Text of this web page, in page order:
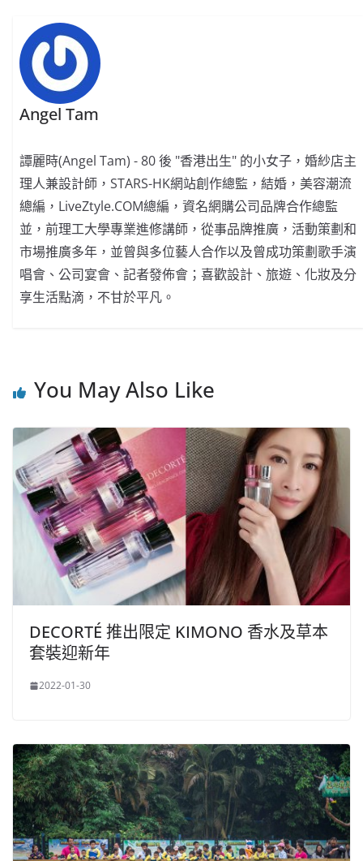
k
Angel Tam
譚麗時(Angel Tam) - 80 後 "香港出生" 的小女子，婚紗店主
理人兼設計師，STARS-HK網站創作總監，結婚，美容潮流
總編，LiveZtyle.COM總編，資名網購公司品牌合作總監
並，前理工大學專業進修講師，從事品牌推廣，活動策劃和
市場推廣多年，並曾與多位藝人合作以及曾成功策劃歌手演
唱會、公司宴會、記者發佈會；喜歡設計、旅遊、化妝及分
享生活點滴，不甘於平凡。
You May Also Like
DECORTÉ 推出限定 KIMONO 香水及草本
套裝迎新年
2022-01-30